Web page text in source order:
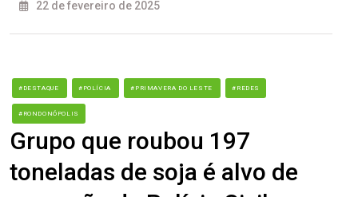
22 de fevereiro de 2025
#DESTAQUE #POLÍCIA #PRIMAVERA DO LESTE #REDES
#RONDONÓPOLIS
Grupo que roubou 197
toneladas de soja é alvo de